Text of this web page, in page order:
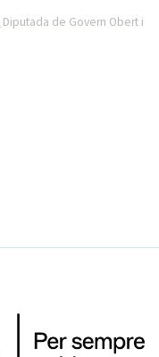
Diputada de Govern Obert i